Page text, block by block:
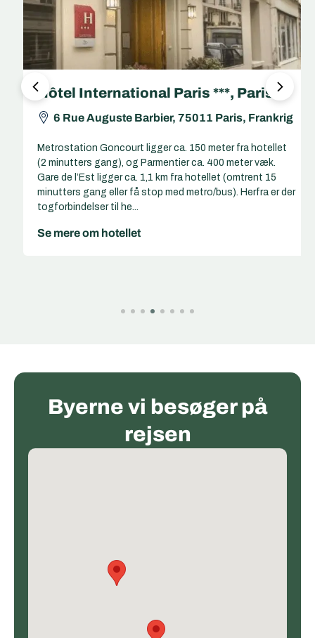
Hôtel International Paris ***, Paris
6 Rue Auguste Barbier, 75011 Paris, Frankrig
Metrostation Goncourt ligger ca. 150 meter fra hotellet
(2 minutters gang), og Parmentier ca. 400 meter væk.
Gare de l’Est ligger ca. 1,1 km fra hotellet (omtrent 15
minutters gang eller få stop med metro/bus). Herfra er der
togforbindelser til he...
Se mere om hotellet
Byerne vi besøger på
rejsen